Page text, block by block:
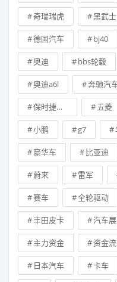
奇瑞瑞虎 黑武士
德国汽车 bj40
奥迪 bbs轮毂
奥迪a6l 奔驰汽
保时捷卡宴 五菱
小鹏 g7
豪华车 比亚迪
蔚来 雷军
赛车 全轮驱动
丰田皮卡 汽车
主力资金 资金
日本汽车 卡车